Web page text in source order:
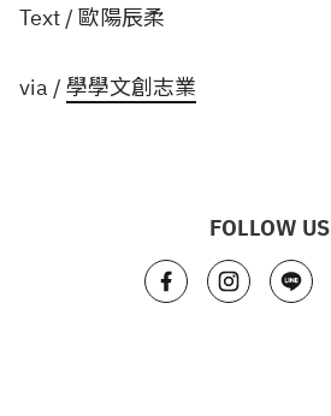
Text / 歐陽辰柔
via / 學學文創志業
FOLLOW US